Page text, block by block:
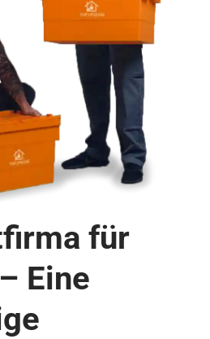
für
Eine